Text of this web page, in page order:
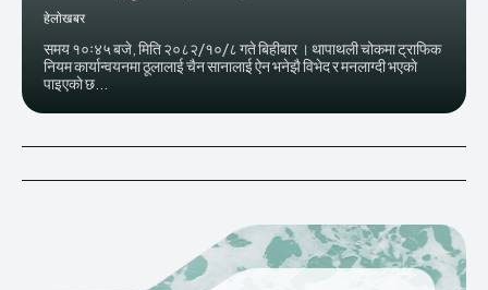
हेलाेखबर
समय १०ः४५ बजे, मिति २०८२/१०/८ गते बिहीबार । थापाथली चोकमा ट्राफिक
नियम कार्यान्वयनमा ठूलालाई चैन सानालाई ऐन भनेझै विभेद र मनलाग्दी भएकाे
पाइएकाे छ...